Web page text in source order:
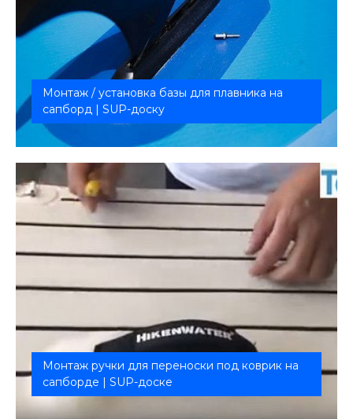
Монтаж / установка базы для плавника на
сапборд | SUP-доску
Улучшение управления и стабильности
Монтаж ручки для переноски под коврик на
сапборде | SUP-доске
Удобство переноски сапа без повреждений